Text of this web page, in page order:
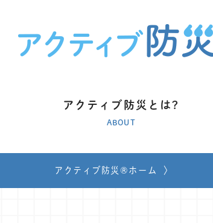
アクティブ防災とは?
ABOUT
アクティブ防災®ホーム 〉